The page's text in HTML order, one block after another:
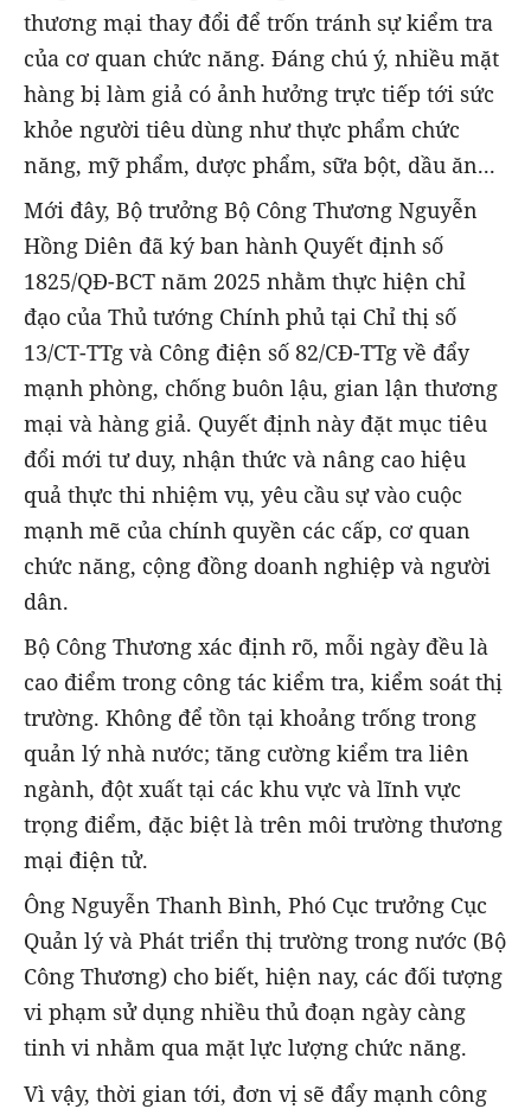
thương mại thay đổi để trốn tránh sự kiểm tra
của cơ quan chức năng. Đáng chú ý, nhiều mặt
hàng bị làm giả có ảnh hưởng trực tiếp tới sức
khỏe người tiêu dùng như thực phẩm chức
năng, mỹ phẩm, dược phẩm, sữa bột, dầu ăn...
Mới đây, Bộ trưởng Bộ Công Thương Nguyễn
Hồng Diên đã ký ban hành Quyết định số
1825/QĐ-BCT năm 2025 nhằm thực hiện chỉ
đạo của Thủ tướng Chính phủ tại Chỉ thị số
13/CT-TTg và Công điện số 82/CĐ-TTg về đẩy
mạnh phòng, chống buôn lậu, gian lận thương
mại và hàng giả. Quyết định này đặt mục tiêu
đổi mới tư duy, nhận thức và nâng cao hiệu
quả thực thi nhiệm vụ, yêu cầu sự vào cuộc
mạnh mẽ của chính quyền các cấp, cơ quan
chức năng, cộng đồng doanh nghiệp và người
dân.
Bộ Công Thương xác định rõ, mỗi ngày đều là
cao điểm trong công tác kiểm tra, kiểm soát thị
trường. Không để tồn tại khoảng trống trong
quản lý nhà nước; tăng cường kiểm tra liên
ngành, đột xuất tại các khu vực và lĩnh vực
trọng điểm, đặc biệt là trên môi trường thương
mại điện tử.
Ông Nguyễn Thanh Bình, Phó Cục trưởng Cục
Quản lý và Phát triển thị trường trong nước (Bộ
Công Thương) cho biết, hiện nay, các đối tượng
vi phạm sử dụng nhiều thủ đoạn ngày càng
tinh vi nhằm qua mặt lực lượng chức năng.
Vì vậy, thời gian tới, đơn vị sẽ đẩy mạnh công